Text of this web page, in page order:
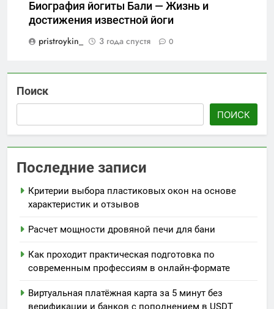
Биография йогиты Бали — Жизнь и
достижения известной йоги
pristroykin_
3 года спустя 0
Поиск
ПОИСК
Последние записи
Критерии выбора пластиковых окон на основе
характеристик и отзывов
Расчет мощности дровяной печи для бани
Как проходит практическая подготовка по
современным профессиям в онлайн-формате
Виртуальная платёжная карта за 5 минут без
верификации и банков с пополнением в USDT